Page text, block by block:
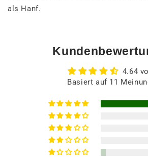
als Hanf.
4.64
Basiert auf 11